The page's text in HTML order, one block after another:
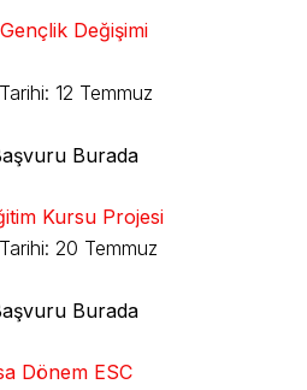
Değişimi
12 Temmuz
Burada
Kursu Projesi
20 Temmuz
Burada
Dönem ESC